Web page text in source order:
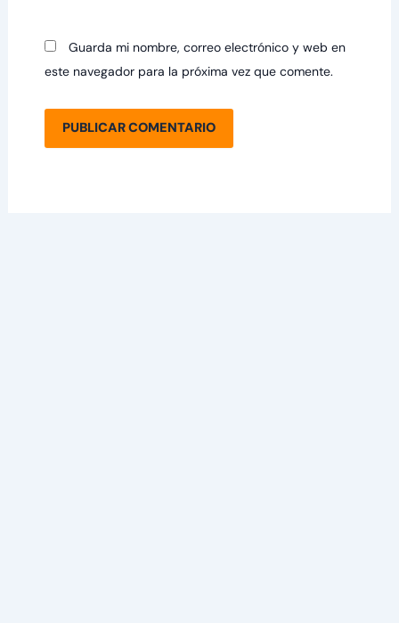
Guarda mi nombre, correo electrónico y web en
este navegador para la próxima vez que comente.